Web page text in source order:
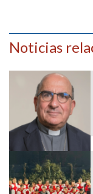
Noticias